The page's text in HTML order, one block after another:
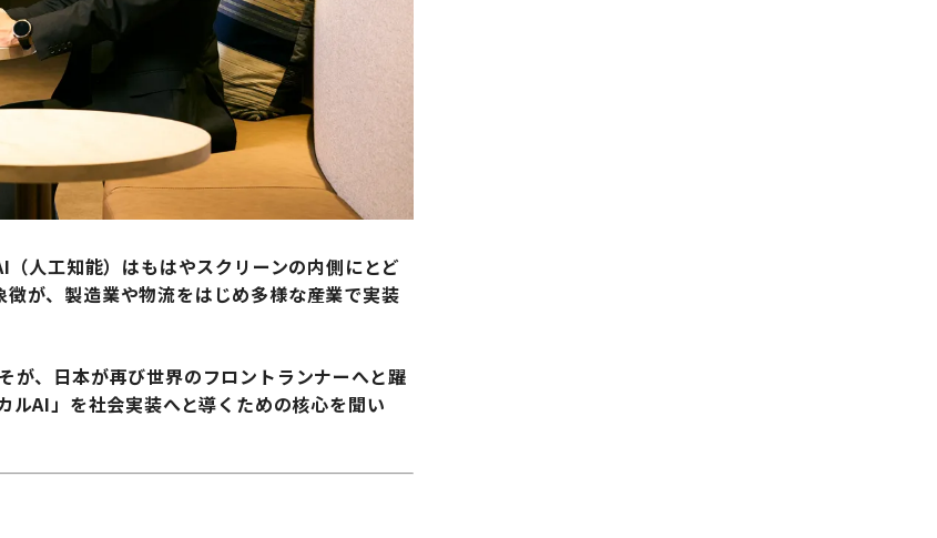
人工知能）はもはやスクリーンの内側にとど
が、製造業や物流をはじめ多様な産業で実装
が、日本が再び世界のフロントランナーへと躍
ルAI」を社会実装へと導くための核心を聞い